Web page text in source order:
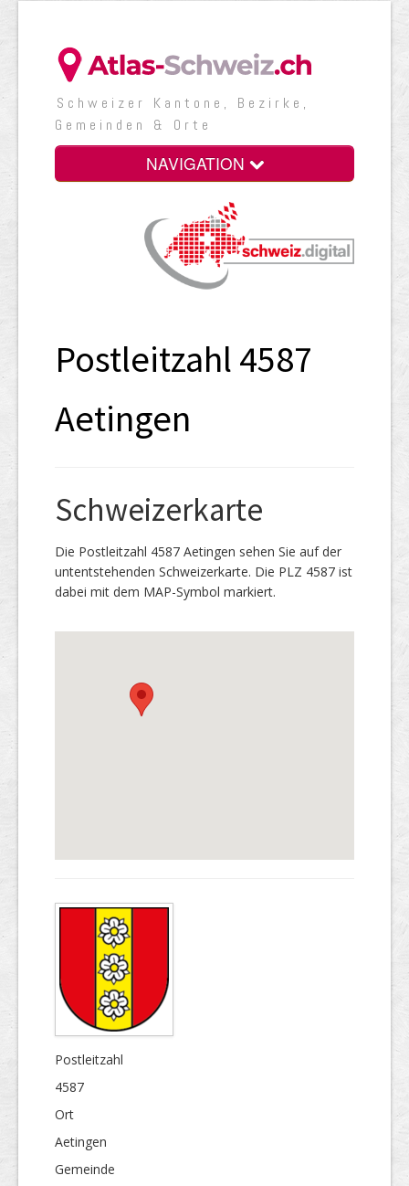
Schweizer Kantone, Bezirke,
Gemeinden & Orte
NAVIGATION
Postleitzahl 4587
Aetingen
Schweizerkarte
Die Postleitzahl 4587 Aetingen sehen Sie auf der
untentstehenden Schweizerkarte. Die PLZ 4587 ist
dabei mit dem MAP-Symbol markiert.
Postleitzahl
4587
Ort
Aetingen
Gemeinde